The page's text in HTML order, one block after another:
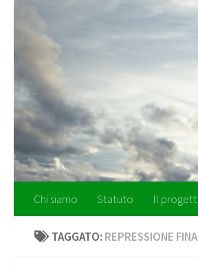
Salta al contenuto
Chi siamo Statuto Il
TAGGATO: REPRESSIONE